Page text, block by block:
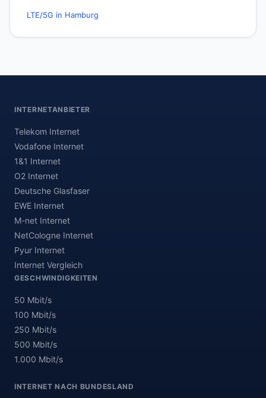
LTE/5G in Hamburg
INTERNETANBIETER
Telekom Internet
Vodafone Internet
1&1 Internet
O2 Internet
Deutsche Glasfaser
EWE Internet
M-net Internet
NetCologne Internet
Pyur Internet
Internet Vergleich
GESCHWINDIGKEITEN
50 Mbit/s
100 Mbit/s
250 Mbit/s
500 Mbit/s
1.000 Mbit/s
INTERNET NACH BUNDESLAND